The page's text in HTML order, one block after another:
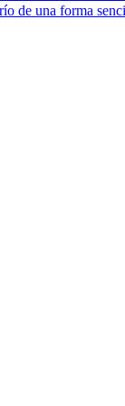
de una forma